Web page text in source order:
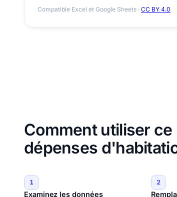
Compatible Excel et Google Sheets · CC BY 4.0
Comment utiliser
dépenses
1
Examinez les données
2